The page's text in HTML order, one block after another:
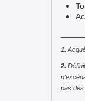
1.
2.
pas des